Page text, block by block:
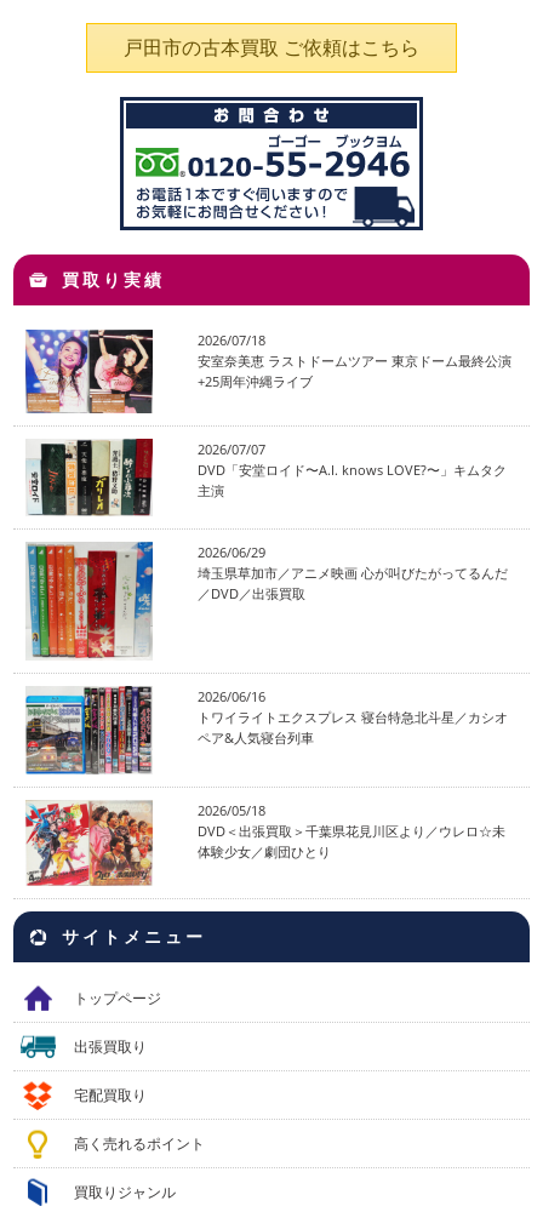
戸田市の古本買取 ご依頼はこちら
買取り実績
2026/07/18
安室奈美恵 ラストドームツアー 東京ドーム最終公演
+25周年沖縄ライブ
2026/07/07
DVD「安堂ロイド〜A.I. knows LOVE?〜」キムタク
主演
2026/06/29
埼玉県草加市／アニメ映画 心が叫びたがってるんだ
／DVD／出張買取
2026/06/16
トワイライトエクスプレス 寝台特急北斗星／カシオ
ペア&人気寝台列車
2026/05/18
DVD＜出張買取＞千葉県花見川区より／ウレロ☆未
体験少女／劇団ひとり
サイトメニュー
トップページ
出張買取り
宅配買取り
高く売れるポイント
買取りジャンル